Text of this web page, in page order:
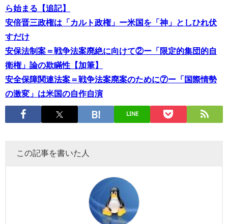
ら始まる【追記】
安倍晋三政権は「カルト政権」ー米国を「神」としひれ伏
すだけ
安保法制案＝戦争法案廃絶に向けて②ー「限定的集団的自
衛権」論の欺瞞性【加筆】
安全保障関連法案＝戦争法案廃案のために⑦ー「国際情勢
の激変」は米国の自作自演
LINE
この記事を書いた人